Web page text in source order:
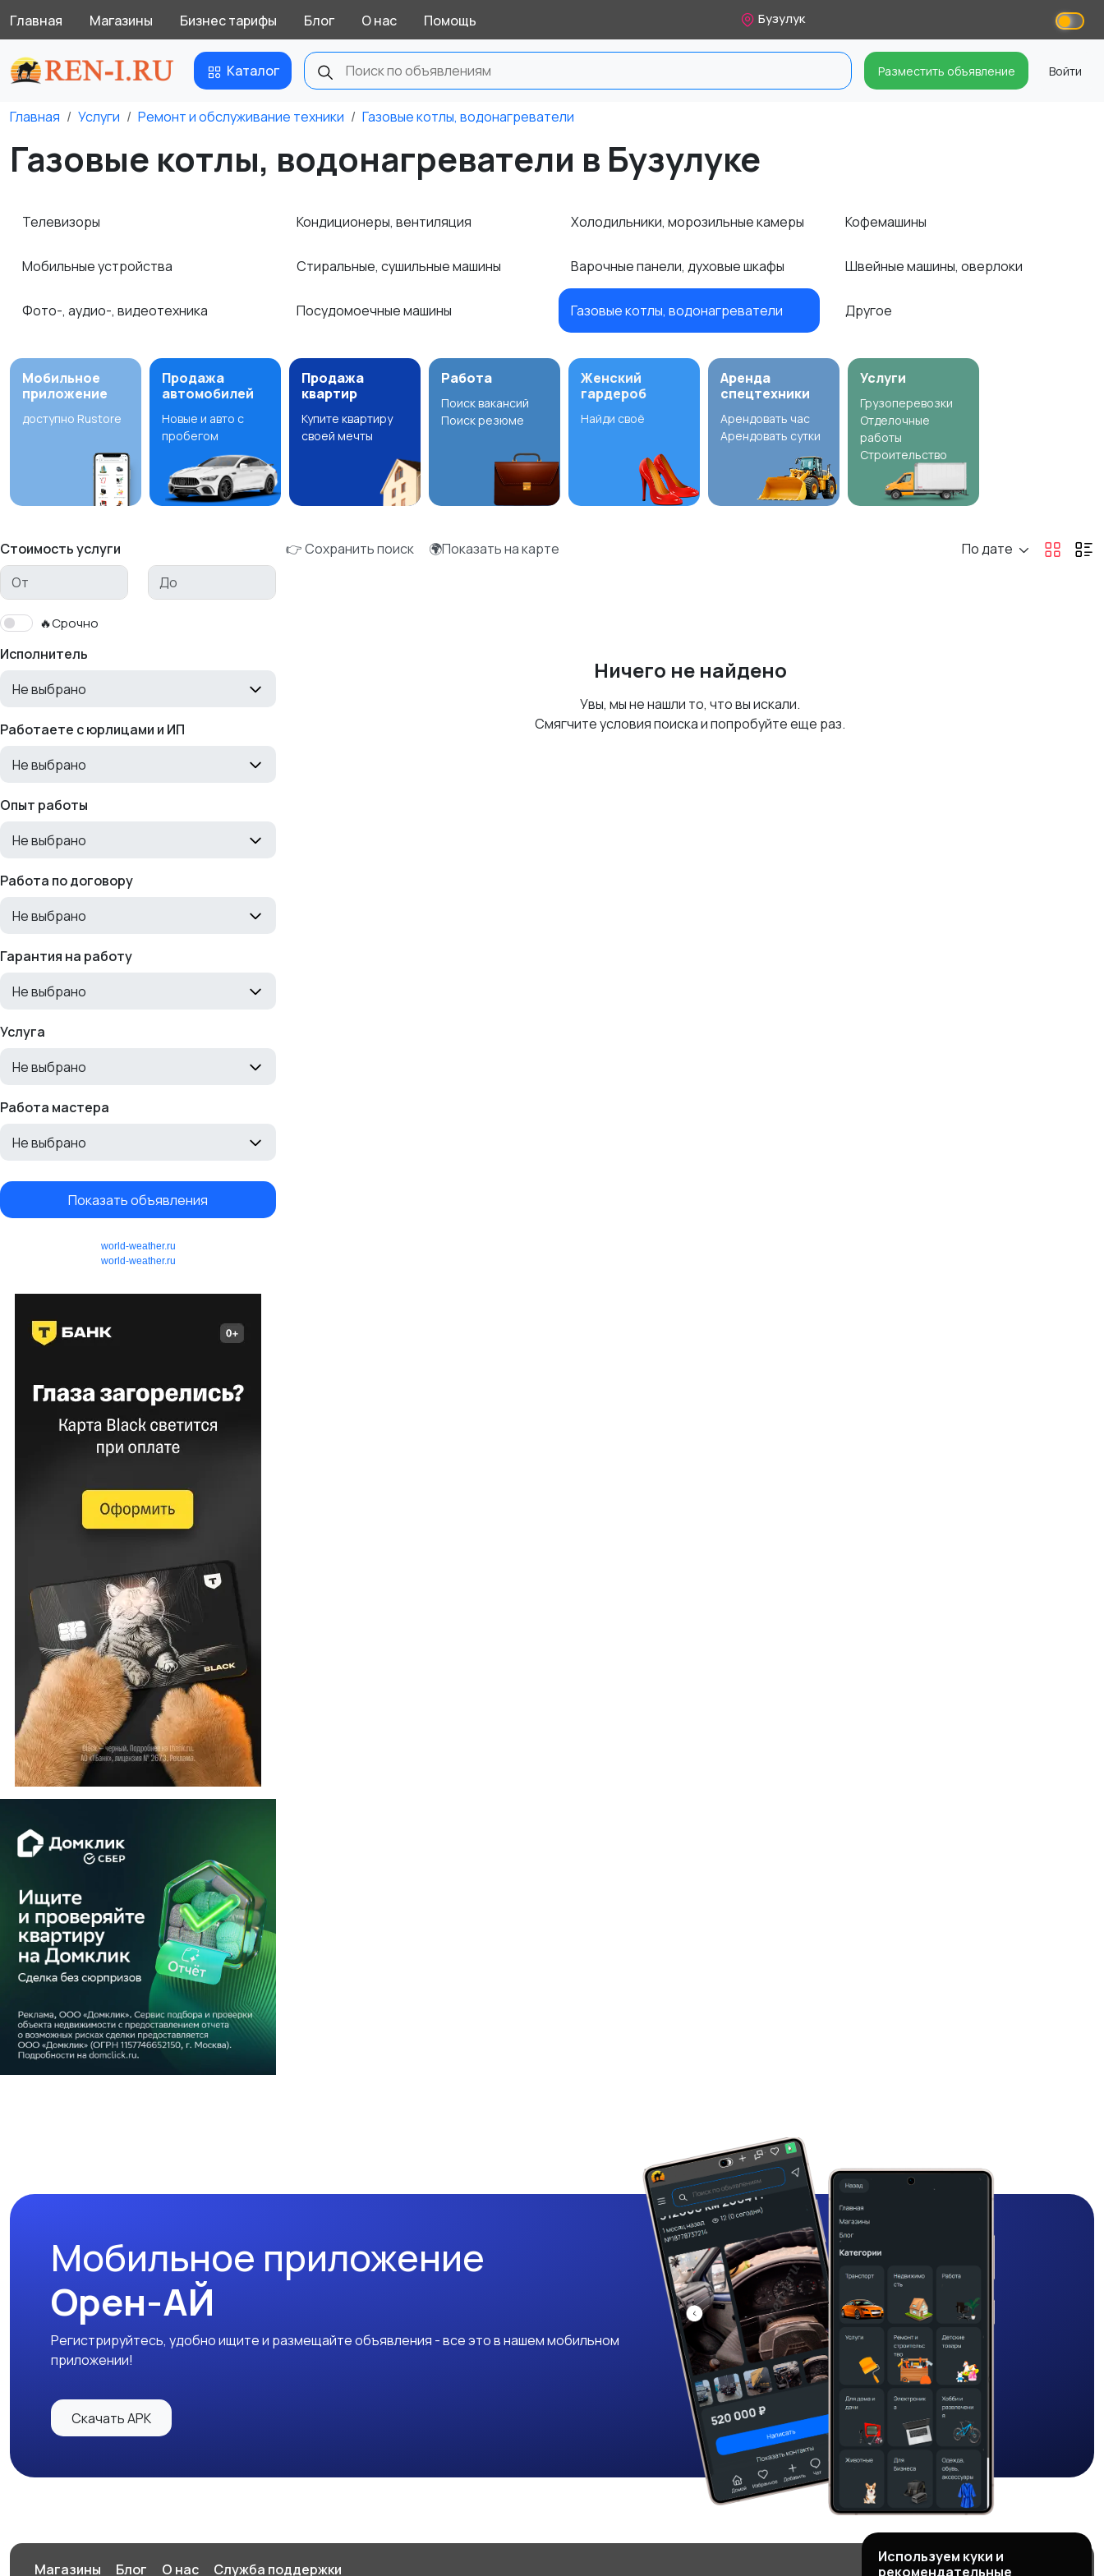
Главная Магазины Бизнес тарифы Блог О нас Помощь Бузулук
Каталог Разместить объявление Войти
Главная Услуги Ремонт и обслуживание техники Газовые котлы, водонагреватели
Газовые котлы, водонагреватели в Бузулуке
Телевизоры
Мобильные устройства
Фото-, аудио-, видеотехника
Кондиционеры, вентиляция
Стиральные, сушильные машины
Посудомоечные машины
Холодильники, морозильные камеры
Варочные панели, духовые шкафы
Газовые котлы, водонагреватели
Кофемашины
Швейные машины, оверлоки
Другое
Мобильное
приложение
доступно Rustore
Продажа
автомобилей
Новые и авто с
пробегом
Продажа
квартир
Купите квартиру
своей мечты
Работа
Поиск вакансий
Поиск резюме
Женский
гардероб
Найди своё
Аренда
спецтехники
Арендовать час
Арендовать сутки
Услуги
Грузоперевозки
Отделочные
работы
Строительство
Стоимость услуги
🔥Срочно
Исполнитель
Не выбрано
Работаете с юрлицами и ИП
Не выбрано
Опыт работы
Не выбрано
Работа по договору
Не выбрано
Гарантия на работу
Не выбрано
Услуга
Не выбрано
Работа мастера
Не выбрано
Показать объявления
world-weather.ru
world-weather.ru
👉 Сохранить поиск 🌍Показать на карте По дате
Ничего не найдено
Увы, мы не нашли то, что вы искали.
Смягчите условия поиска и попробуйте еще раз.
Мобильное приложение
Орен-АЙ
Регистрируйтесь, удобно ищите и размещайте объявления - все это в нашем мобильном
приложении!
Скачать APK
Магазины Блог О нас Служба поддержки
Используем куки и
рекомендательные